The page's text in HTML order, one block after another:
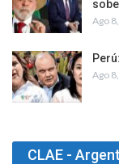
Ago
Ago
CLAE -